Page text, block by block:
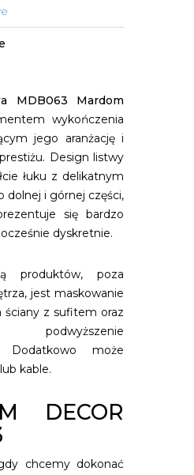
MDB063 Mardom
wykończenia
jego aranżację i
Design listwy
łuku z delikatnym
dolnej i górnej części,
się bardzo
dyskretnie.
produktów, poza
jest maskowanie
ściany z sufitem oraz
Dodatkowo może
kable.
DECOR
chcemy dokonać